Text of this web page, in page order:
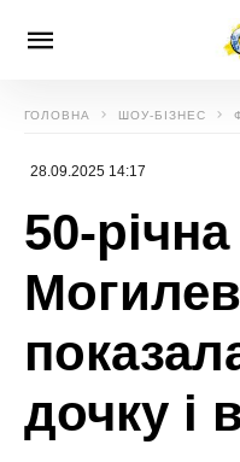
ГОЛОВНА ШОУ-БІЗНЕС
28.09.2025 14:17
50-
дочку і